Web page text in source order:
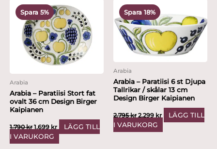
Spara 5%
Arabia
Arabia – Paratiisi Stort fat
ovalt 36 cm Design Birger
Kaipianen
1,790kr
ursprungliga
priset
var:
1,790 kr.
1,699 kr
nuvarande
priset
1,699 kr.
LÄGG TILL
I VARUKORG
Spara 18%
Arabia
Arabia – Paratiisi 6 st Djupa
Tallrikar / skålar 13 cm
Design Birger Kaipianen
2,795kr
ursprungliga
var:
2,795 kr.
2,299 kr
priset
är:
2,299 kr.
LÄGG TILL
I VARUKORG